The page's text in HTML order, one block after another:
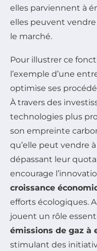
elles parviennent à
elles peuvent
le marché.
Pour illustrer ce
l’exemple d’une
optimise ses
À travers des
technologies plus
son empreinte
qu’elle peut vendre
dépassant leur
encourage
croissance
efforts écologiques.
jouent un rôle
émissions de gaz à
stimulant des